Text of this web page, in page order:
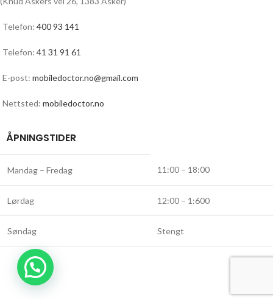
Telefon: 400 93 141
Telefon: 41 31 91 61
E-post: mobiledoctor.no@gmail.com
Nettsted: mobiledoctor.no
ÅPNINGSTIDER
Mandag – Fredag 11:00 – 18:00
Lørdag 12:00 – 1:600
Søndag Stengt